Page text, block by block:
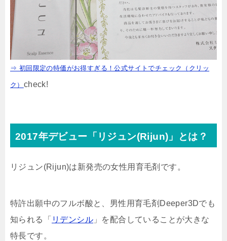
⇒ 初回限定の特価がお得すぎる！公式サイトでチェック（クリッ
ク） check!
2017年デビュー「リジュン(Rijun)」とは？
リジュン(Rijun)は新発売の女性用育毛剤です。
特許出願中のフルボ酸と、男性用育毛剤Deeper3Dでも
知られる「 リデンシル 」を配合していることが大きな
特長です。